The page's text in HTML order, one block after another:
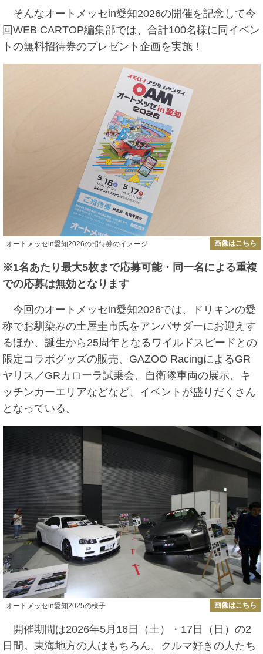
そんなオートメッセin愛知2026の開催を記念して今
回WEB CARTOP編集部では、合計100名様に同イベン
トの無料招待券のプレゼント企画を実施！
オートメッセin愛知2026の招待券のイメージ 画像はこちら
※1名あたり最大5枚まで応募可能・同一名による重複
での応募は無効となります
今回のオートメッセin愛知2026では、ドリキンの愛
称でお馴染みの土屋圭市氏をアンバサダーにお迎えす
るほか、誕生から25周年となるワイルドスピードとの
限定コラボグッズの販売、GAZOO RacingによるGR
ヤリス／GRカローラ試乗会、自衛隊車両の展示、キ
ッチンカーエリアなどなど、イベントが盛りだくさん
となっている。
オートメッセin愛知2025の様子 画像はこちら
開催期間は2026年5月16日（土）・17日（日）の2
日間。東海地方の人はもちろん、クルマ好きの人たち